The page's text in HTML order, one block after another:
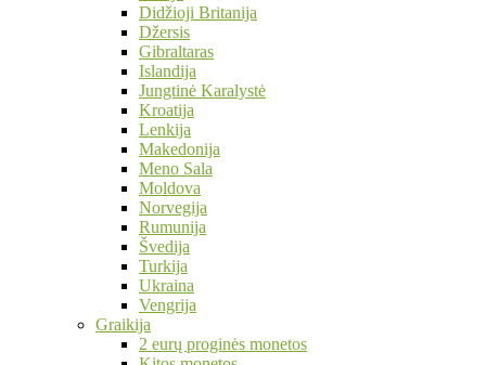
Didžioji Britanija
Džersis
Gibraltaras
Islandija
Jungtinė Karalystė
Kroatija
Lenkija
Makedonija
Meno Sala
Moldova
Norvegija
Rumunija
Švedija
Turkija
Ukraina
Vengrija
Graikija
2 eurų proginės monetos